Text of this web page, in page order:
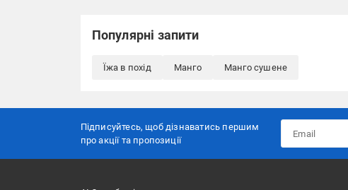
Популярні запити
Їжа в похід Манго Манго сушене
Підписуйтесь, щоб дізнаватись першим
про акції та пропозиції